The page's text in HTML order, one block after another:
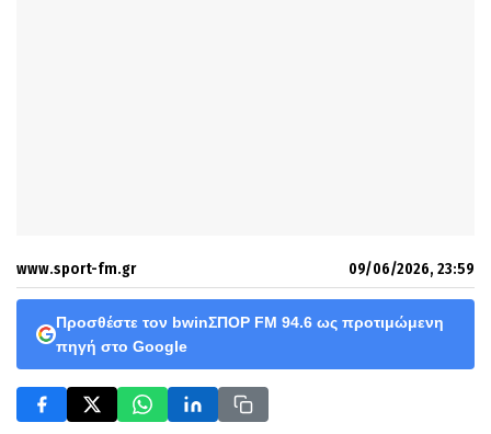
www.sport-fm.gr 09/06/2026, 23:59
Προσθέστε τον bwinΣΠΟΡ FM 94.6 ως προτιμώμενη
πηγή στο Google